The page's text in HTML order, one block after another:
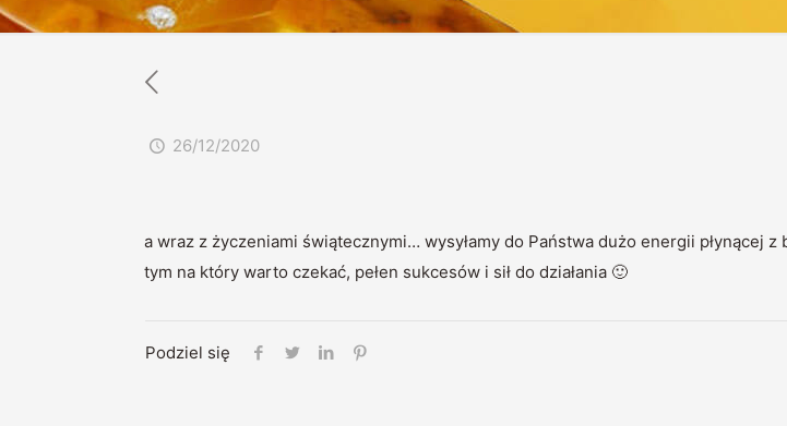
26/12/2020
a wraz z życzeniami świątecznymi… wysyłamy do Państwa dużo energii płynącej
tym na który warto czekać, pełen sukcesów i sił do działania 🙂
Podziel się